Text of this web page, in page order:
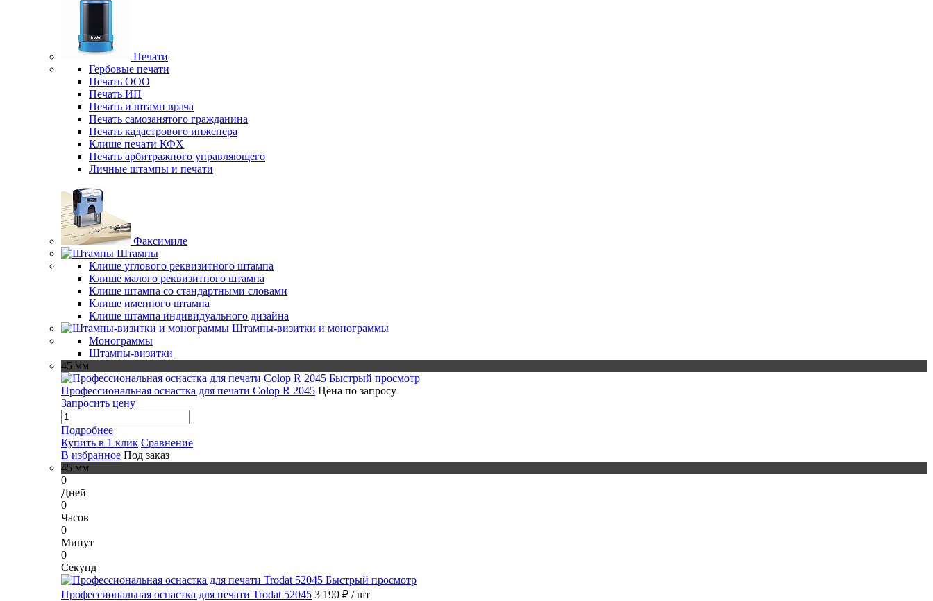
Печати
Гербовые печати
Печать ООО
Печать ИП
Печать и штамп врача
Печать самозанятого гражданина
Печать кадастрового инженера
Клише печати КФХ
Печать арбитражного управляющего
Личные штампы и печати
Факсимиле
Штампы
Клише углового реквизитного штампа
Клише малого реквизитного штампа
Клише штампа со стандартными словами
Клише именного штампа
Клише штампа индивидуального дизайна
Штампы-визитки и монограммы
Монограммы
Штампы-визитки
45 мм
Быстрый просмотр
Профессиональная оснастка для печати Colop R 2045 Цена по запросу
Запросить цену
Подробнее
Купить в 1 клик Сравнение
В избранное Под заказ
45 мм
0
Дней
0
Часов
0
Минут
0
Секунд
Быстрый просмотр
Профессиональная оснастка для печати Trodat 52045 3 190 ₽ / шт